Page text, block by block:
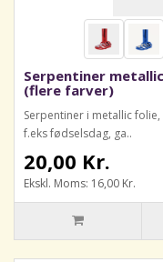
Serpentiner
(flere farver)
Serpentiner i metallic
f.eks fødselsdag, ga..
20,00 Kr.
Ekskl. Moms: 16,00 Kr.